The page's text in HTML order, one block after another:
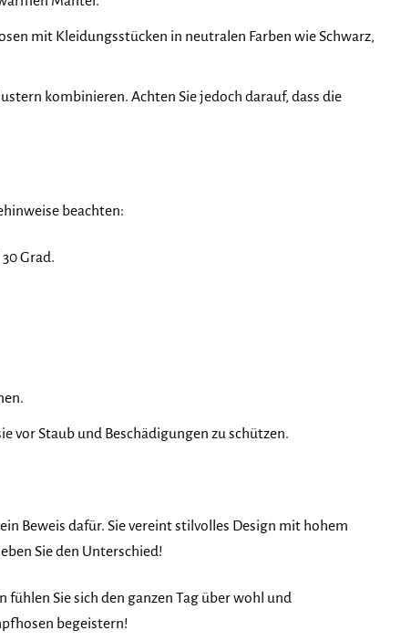
mit Kleidungsstücken in neutralen Farben wie Schwarz,
kombinieren. Achten Sie jedoch darauf, dass die
beachten:
Grad.
vor Staub und Beschädigungen zu schützen.
Beweis dafür. Sie vereint stilvolles Design mit hohem
Sie den Unterschied!
Sie sich den ganzen Tag über wohl und
begeistern!